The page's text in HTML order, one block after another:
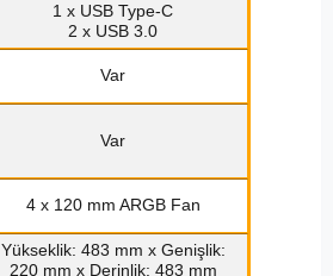
1 x USB Type-C
2 x USB 3.0
Var
Var
4 x 120 mm ARGB Fan
Yükseklik: 483 mm x Genişlik:
220 mm x Derinlik: 483 mm